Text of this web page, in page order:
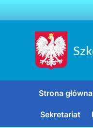
to
Strona główna
Sekretariat